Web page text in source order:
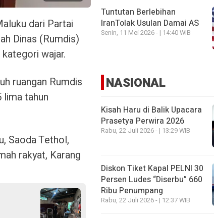
dari Partai
Dinas (Rumdis)
wajar.
ruangan Rumdis
tahun
Saoda Tethol,
rakyat, Karang
Tuntutan Berlebihan
IranTolak Usulan Damai AS
Senin, 11 Mei 2026 - | 14:40 WIB
NASIONAL
Kisah Haru di Balik Upacara
Prasetya Perwira 2026
Rabu, 22 Juli 2026 - | 13:29 WIB
Diskon Tiket Kapal PELNI 30
Persen Ludes “Diserbu” 660
Ribu Penumpang
Rabu, 22 Juli 2026 - | 12:37 WIB